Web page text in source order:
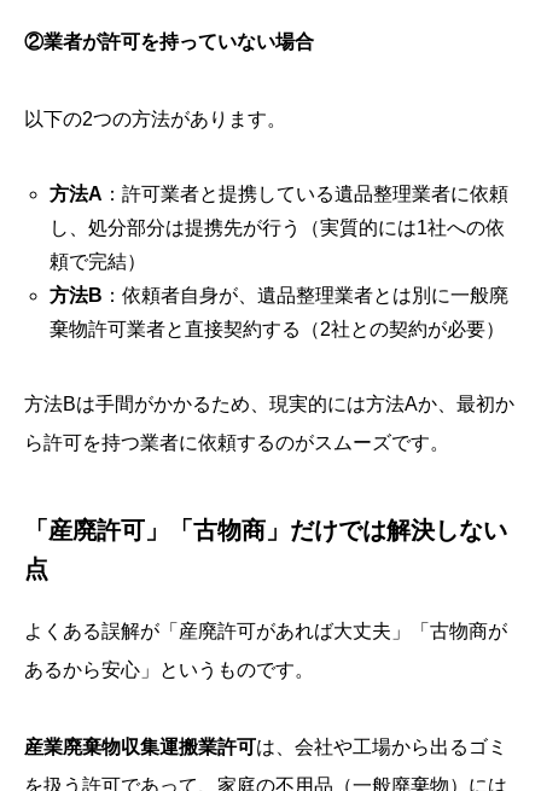
②業者が許可を持っていない場合
以下の2つの方法があります。
方法A ：許可業者と提携している遺品整理業者に依頼
し、処分部分は提携先が行う（実質的には1社への依
頼で完結）
方法B ：依頼者自身が、遺品整理業者とは別に一般廃
棄物許可業者と直接契約する（2社との契約が必要）
方法Bは手間がかかるため、現実的には方法Aか、最初か
ら許可を持つ業者に依頼するのがスムーズです。
「産廃許可」「古物商」だけでは解決しない
点
よくある誤解が「産廃許可があれば大丈夫」「古物商が
あるから安心」というものです。
産業廃棄物収集運搬業許可は、会社や工場から出るゴミ
を扱う許可であって、家庭の不用品（一般廃棄物）には